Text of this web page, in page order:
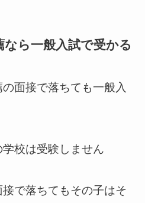
ら一般入試で受かる
面接で落ちても一般入
校は受験しません
で落ちてもその子はそ